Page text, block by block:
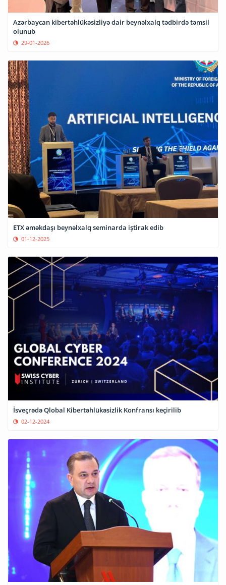
Azərbaycan kibertəhlükəsizliyə dair beynəlxalq tədbirdə təmsil
olunub
29-01-2026
ETX əməkdaşı beynəlxalq seminarda iştirak edib
01-12-2025
İsveçrədə Qlobal Kibertəhlükəsizlik Konfransı keçirilib
02-12-2024